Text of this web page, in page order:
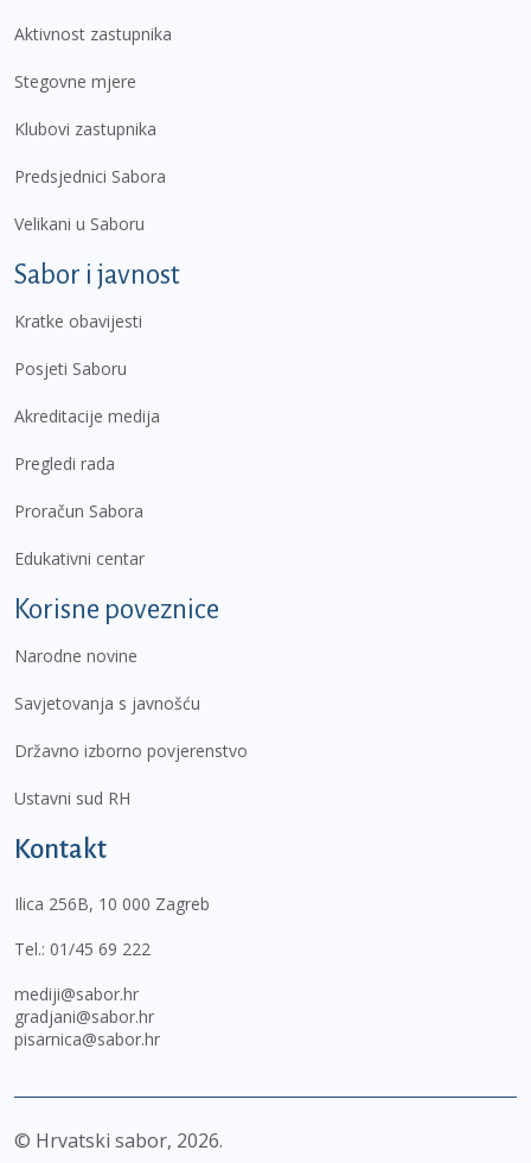
Aktivnost zastupnika
Stegovne mjere
Klubovi zastupnika
Predsjednici Sabora
Velikani u Saboru
Sabor i javnost
Kratke obavijesti
Posjeti Saboru
Akreditacije medija
Pregledi rada
Proračun Sabora
Edukativni centar
Korisne poveznice
Narodne novine
Savjetovanja s javnošću
Državno izborno povjerenstvo
Ustavni sud RH
Kontakt
Ilica 256B, 10 000 Zagreb
Tel.: 01/45 69 222
mediji@sabor.hr
gradjani@sabor.hr
pisarnica@sabor.hr
© Hrvatski sabor, 2026